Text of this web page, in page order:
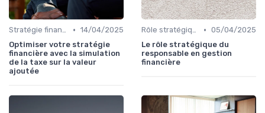
Stratégie financière d’entreprise • 14/04/2025
Optimiser votre stratégie
financière avec la simulation
de la taxe sur la valeur
ajoutée
Rôle stratégique du CFO • 05/04/2025
Le rôle stratégique du
responsable en gestion
financière